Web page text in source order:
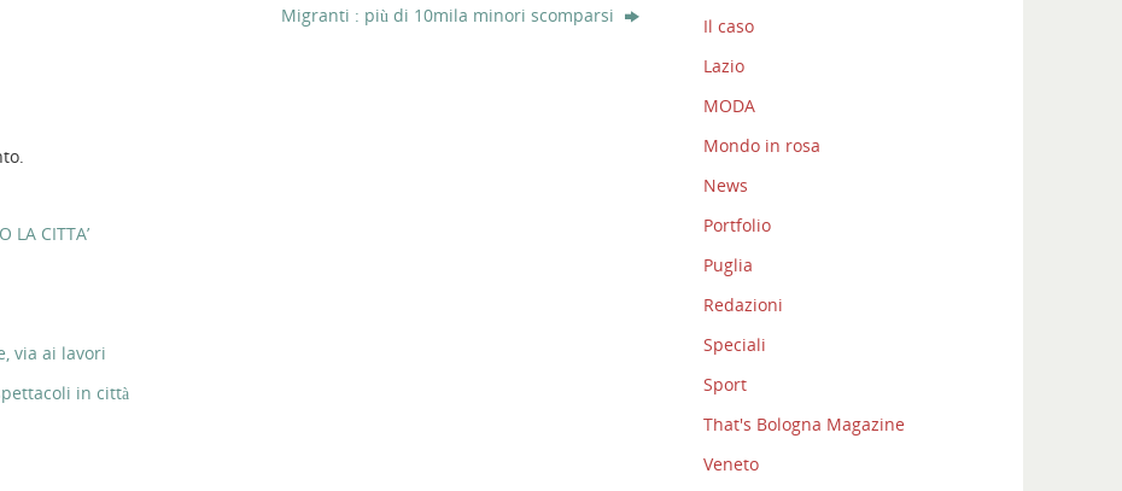
Migranti : più di 10mila minori scomparsi
LA CITTA’
via ai lavori
in città
Il caso
Lazio
MODA
Mondo in rosa
News
Portfolio
Puglia
Redazioni
Speciali
Sport
That's Bologna Magazine
Veneto